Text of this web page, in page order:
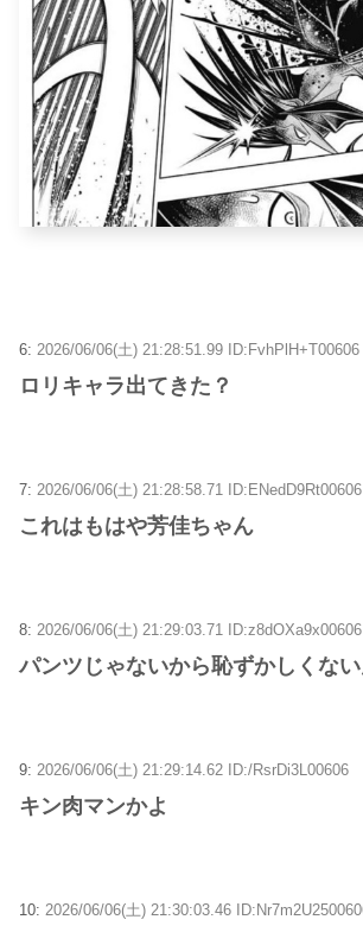
6: 2026/06/06(土) 21:28:51.99 ID:FvhPlH+T00606
ロリキャラ出てきた？
7: 2026/06/06(土) 21:28:58.71 ID:ENedD9Rt00606
これはもはや芳佳ちゃん
8: 2026/06/06(土) 21:29:03.71 ID:z8dOXa9x00606
パンツじゃないから恥ずかしくな
9: 2026/06/06(土) 21:29:14.62 ID:/RsrDi3L00606
キン肉マンかよ
10: 2026/06/06(土) 21:30:03.46